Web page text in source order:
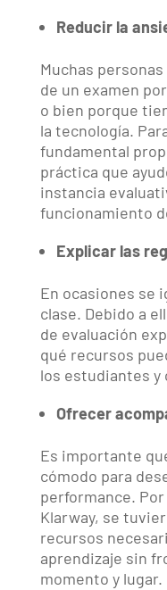
Reducir la
Muchas
de un examen
o bien porque
la tecnología.
fundamental
práctica que
instancia
funcionamiento
Explicar las
En ocasiones se
clase. Debido a
de evaluación
qué recursos
los estudiantes y
Ofrecer
Es importante
cómodo para
performance.
Klarway, se
recursos
aprendizaje sin
momento y lugar.